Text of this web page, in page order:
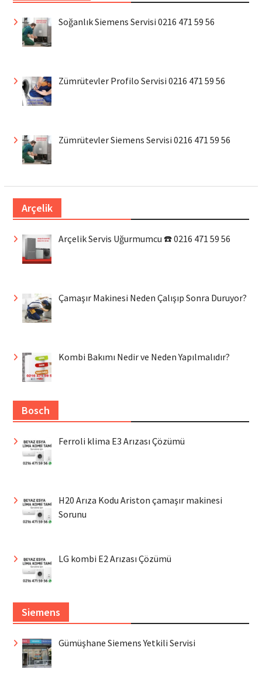
Soğanlık Siemens Servisi 0216 471 59 56
Zümrütevler Profilo Servisi 0216 471 59 56
Zümrütevler Siemens Servisi 0216 471 59 56
Arçelik
Arçelik Servis Uğurmumcu ☎️ 0216 471 59 56
Çamaşır Makinesi Neden Çalışıp Sonra Duruyor?
Kombi Bakımı Nedir ve Neden Yapılmalıdır?
Bosch
Ferroli klima E3 Arızası Çözümü
H20 Arıza Kodu Ariston çamaşır makinesi
Sorunu
LG kombi E2 Arızası Çözümü
Siemens
Gümüşhane Siemens Yetkili Servisi